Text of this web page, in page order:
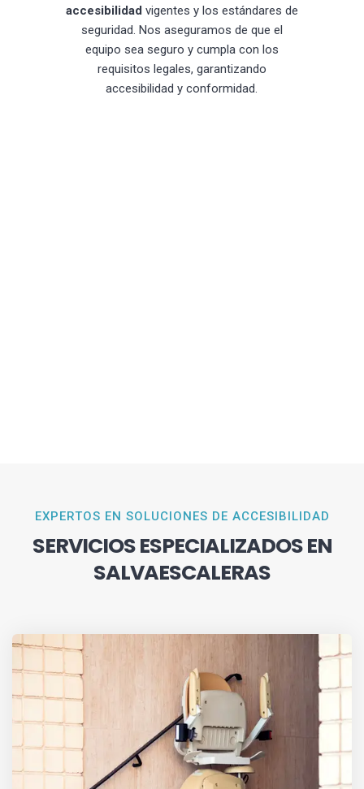
accesibilidad vigentes y los estándares de
seguridad. Nos aseguramos de que el
equipo sea seguro y cumpla con los
requisitos legales, garantizando
accesibilidad y conformidad.
EXPERTOS EN SOLUCIONES DE ACCESIBILIDAD
SERVICIOS ESPECIALIZADOS EN
SALVAESCALERAS